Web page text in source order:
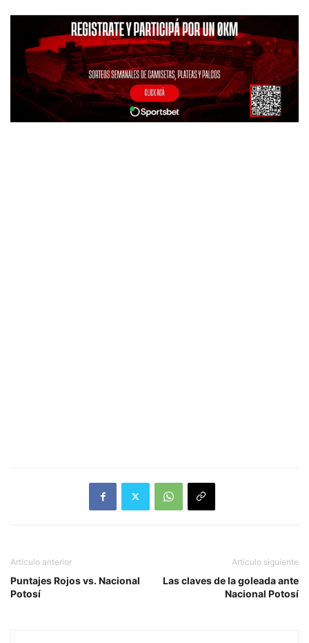
Artículo anterior
Puntajes Rojos vs. Nacional
Potosí
Artículo siguiente
Las claves de la goleada ante
Nacional Potosí